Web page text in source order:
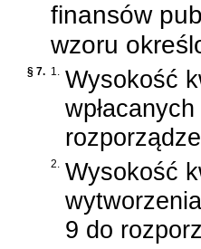
finansów
wzoru
§ 7. 1. Wysokość
2. Wysokość
9 do